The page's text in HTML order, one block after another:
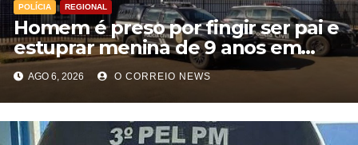
POLÍCIA REGIONAL
Homem é preso por fingir ser pai e
estuprar menina de 9 anos em
Aparecida do Taboado
AGO 6, 2026 O CORREIO NEWS